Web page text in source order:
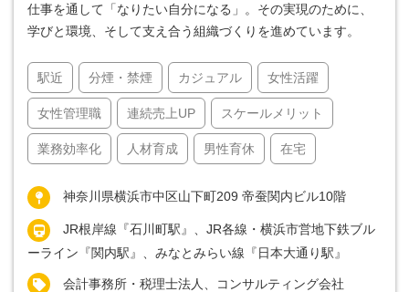
仕事を通して「なりたい自分になる」。その実現のために、
学びと環境、そして支え合う組織づくりを進めています。
駅近 分煙・禁煙 カジュアル 女性活躍
女性管理職 連続売上UP スケールメリット
業務効率化 人材育成 男性育休 在宅
神奈川県横浜市中区山下町209 帝蚕関内ビル10階
JR根岸線『石川町駅』、JR各線・横浜市営地下鉄ブル
ーライン『関内駅』、みなとみらい線『日本大通り駅』
会計事務所・税理士法人、コンサルティング会社